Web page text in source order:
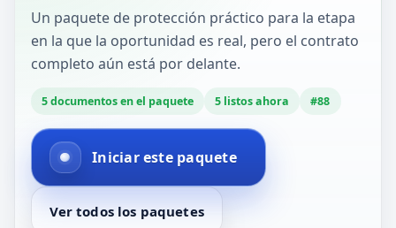
Un paquete de protección práctico para la etapa
en la que la oportunidad es real, pero el contrato
completo aún está por delante.
5documentos en el paquete 5 listos ahora #88
Iniciar este paquete
Ver todos los paquetes